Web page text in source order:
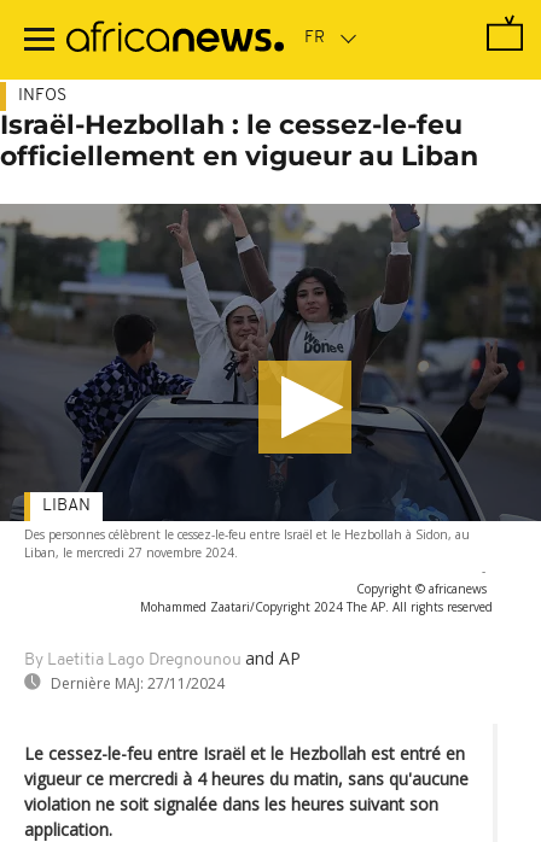
contenu
INFOS
Israël-Hezbollah : le cessez-le-feu
officiellement en vigueur au Liban
Des personnes célèbrent le cessez-le-feu entre Israël et le Hezbollah à Sidon, au
Liban, le mercredi 27 novembre 2024.
-
Copyright © africanews
Mohammed Zaatari/Copyright 2024 The AP. All rights reserved
By Laetitia Lago Dregnounou and AP
Dernière MAJ: 27/11/2024
LIBAN
Le cessez-le-feu entre Israël et le Hezbollah est entré en
vigueur ce mercredi à 4 heures du matin, sans qu'aucune
violation ne soit signalée dans les heures suivant son
application.